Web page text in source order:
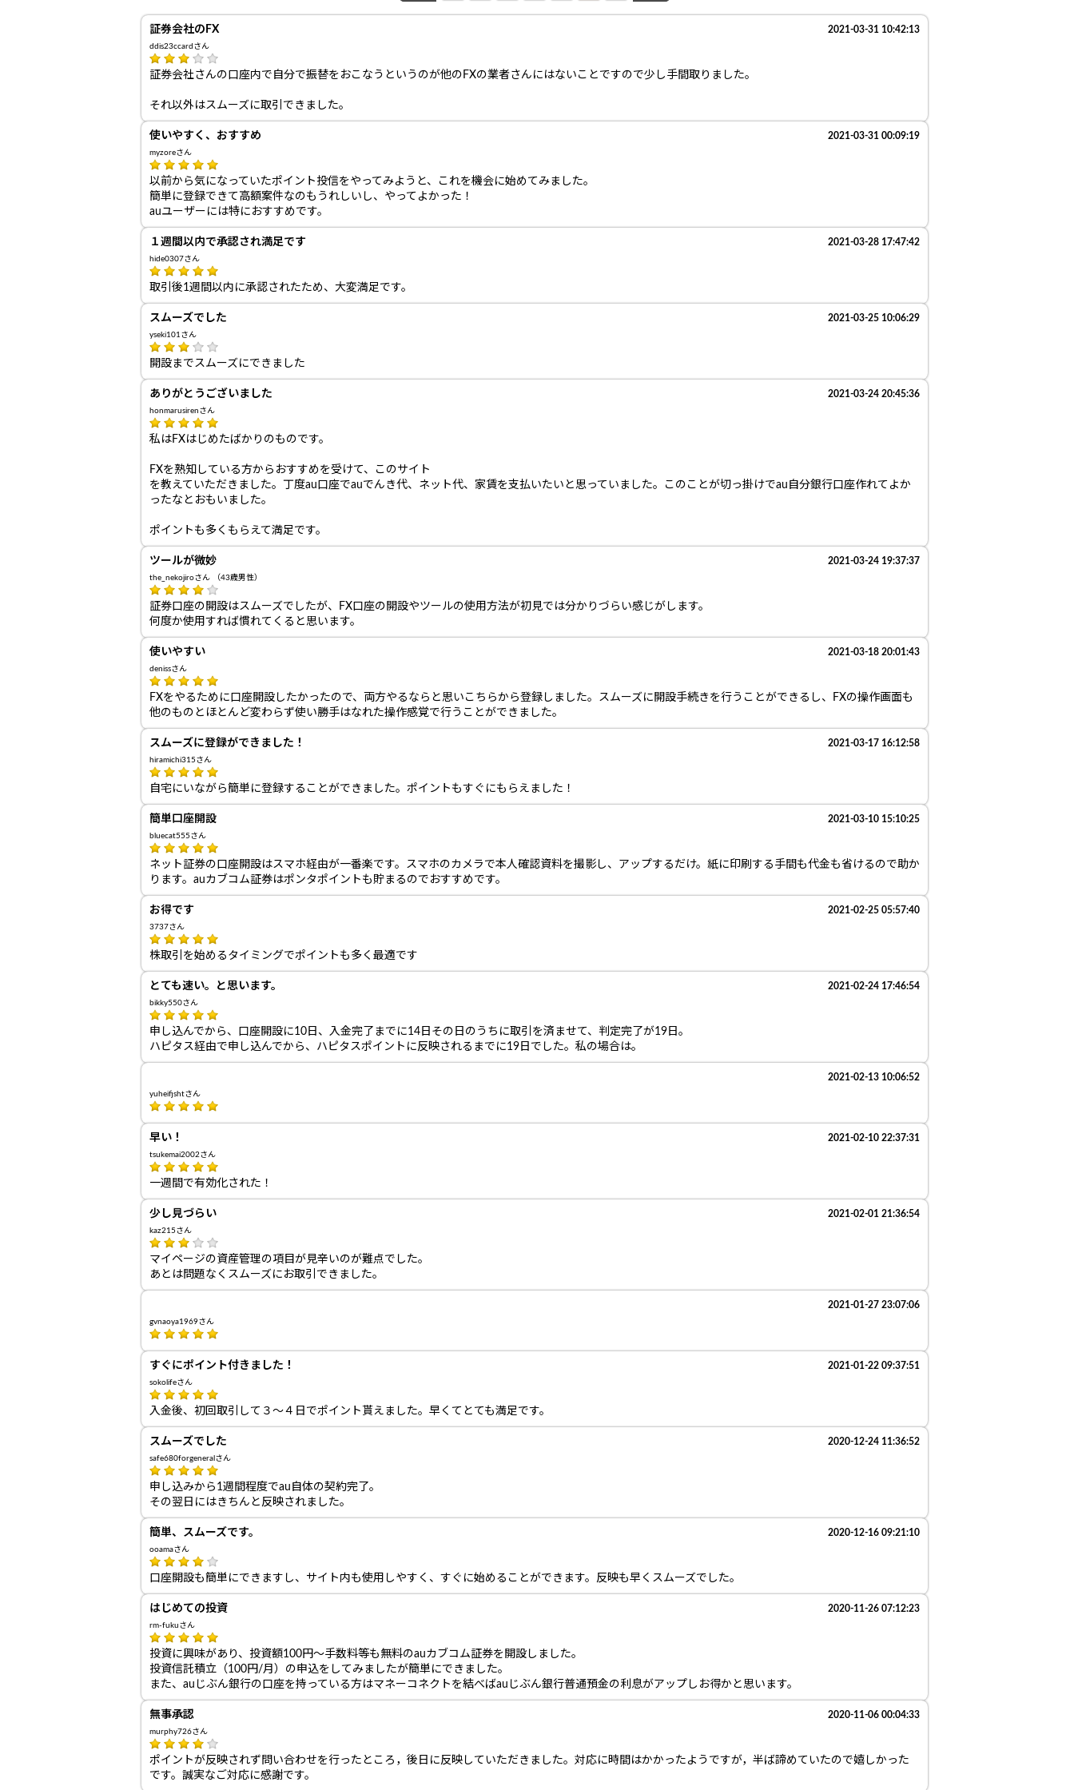
証券会社のFX 2021-03-31 10:42:13
ddis23ccardさん
証券会社さんの口座内で自分で振替をおこなうというのが他のFXの業者さんにはないことですので少し手間取りました。
それ以外はスムーズに取引できました。
使いやすく、おすすめ 2021-03-31 00:09:19
myzoreさん
以前から気になっていたポイント投信をやってみようと、これを機会に始めてみました。
簡単に登録できて高額案件なのもうれしいし、やってよかった！
auユーザーには特におすすめです。
１週間以内で承認され満足です 2021-03-28 17:47:42
hide0307さん
取引後1週間以内に承認されたため、大変満足です。
スムーズでした 2021-03-25 10:06:29
yseki101さん
開設までスムーズにできました
ありがとうございました 2021-03-24 20:45:36
honmarusirenさん
私はFXはじめたばかりのものです。
FXを熟知している方からおすすめを受けて、このサイト
を教えていただきました。丁度au口座でauでんき代、ネット代、家賃を支払いたいと思っていました。このことが切っ掛けでau自分銀行口座作れてよか
ったなとおもいました。
ポイントも多くもらえて満足です。
ツールが微妙 2021-03-24 19:37:37
the_nekojiroさん （43歳男性）
証券口座の開設はスムーズでしたが、FX口座の開設やツールの使用方法が初見では分かりづらい感じがします。
何度か使用すれば慣れてくると思います。
使いやすい 2021-03-18 20:01:43
denissさん
FXをやるために口座開設したかったので、両方やるならと思いこちらから登録しました。スムーズに開設手続きを行うことができるし、FXの操作画面も
他のものとほとんど変わらず使い勝手はなれた操作感覚で行うことができました。
スムーズに登録ができました！ 2021-03-17 16:12:58
hiramichi315さん
自宅にいながら簡単に登録することができました。ポイントもすぐにもらえました！
簡単口座開設 2021-03-10 15:10:25
bluecat555さん
ネット証券の口座開設はスマホ経由が一番楽です。スマホのカメラで本人確認資料を撮影し、アップするだけ。紙に印刷する手間も代金も省けるので助か
ります。auカブコム証券はポンタポイントも貯まるのでおすすめです。
お得です 2021-02-25 05:57:40
3737さん
株取引を始めるタイミングでポイントも多く最適です
とても速い。と思います。 2021-02-24 17:46:54
bikky550さん
申し込んでから、口座開設に10日、入金完了までに14日その日のうちに取引を済ませて、判定完了が19日。
ハピタス経由で申し込んでから、ハピタスポイントに反映されるまでに19日でした。私の場合は。
2021-02-13 10:06:52
yuheifjshtさん
早い！ 2021-02-10 22:37:31
tsukemai2002さん
一週間で有効化された！
少し見づらい 2021-02-01 21:36:54
kaz215さん
マイページの資産管理の項目が見辛いのが難点でした。
あとは問題なくスムーズにお取引できました。
2021-01-27 23:07:06
gvnaoya1969さん
すぐにポイント付きました！ 2021-01-22 09:37:51
sokolifeさん
入金後、初回取引して３～４日でポイント貰えました。早くてとても満足です。
スムーズでした 2020-12-24 11:36:52
safe680forgeneralさん
申し込みから1週間程度でau自体の契約完了。
その翌日にはきちんと反映されました。
簡単、スムーズです。 2020-12-16 09:21:10
ooamaさん
口座開設も簡単にできますし、サイト内も使用しやすく、すぐに始めることができます。反映も早くスムーズでした。
はじめての投資 2020-11-26 07:12:23
rm-fukuさん
投資に興味があり、投資額100円～手数料等も無料のauカブコム証券を開設しました。
投資信託積立（100円/月）の申込をしてみましたが簡単にできました。
また、auじぶん銀行の口座を持っている方はマネーコネクトを結べばauじぶん銀行普通預金の利息がアップしお得かと思います。
無事承認 2020-11-06 00:04:33
murphy726さん
ポイントが反映されず問い合わせを行ったところ，後日に反映していただきました。対応に時間はかかったようですが，半ば諦めていたので嬉しかった
です。誠実なご対応に感謝です。